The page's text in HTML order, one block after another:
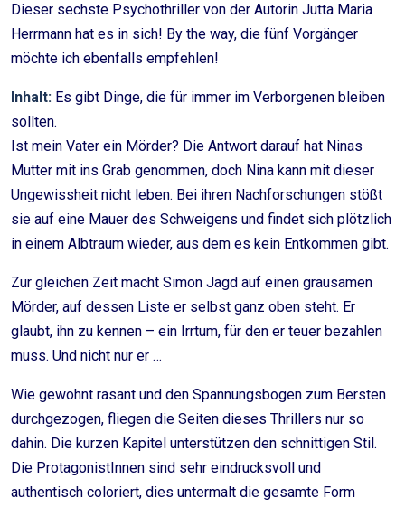
Dieser sechste Psychothriller von der Autorin Jutta Maria
Herrmann hat es in sich! By the way, die fünf Vorgänger
möchte ich ebenfalls empfehlen!
Inhalt: Es gibt Dinge, die für immer im Verborgenen bleiben
sollten.
Ist mein Vater ein Mörder? Die Antwort darauf hat Ninas
Mutter mit ins Grab genommen, doch Nina kann mit dieser
Ungewissheit nicht leben. Bei ihren Nachforschungen stößt
sie auf eine Mauer des Schweigens und findet sich plötzlich
in einem Albtraum wieder, aus dem es kein Entkommen gibt.
Zur gleichen Zeit macht Simon Jagd auf einen grausamen
Mörder, auf dessen Liste er selbst ganz oben steht. Er
glaubt, ihn zu kennen – ein Irrtum, für den er teuer bezahlen
muss. Und nicht nur er …
Wie gewohnt rasant und den Spannungsbogen zum Bersten
durchgezogen, fliegen die Seiten dieses Thrillers nur so
dahin. Die kurzen Kapitel unterstützen den schnittigen Stil.
Die ProtagonistInnen sind sehr eindrucksvoll und
authentisch coloriert, dies untermalt die gesamte Form